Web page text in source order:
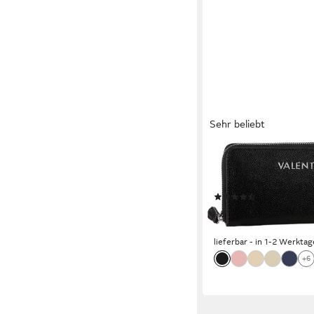
Sehr beliebt
VALENTINO BAGS
Geldbörse DIVINA,
Portemonnaie
(97)
ab 49,50 € UVP55,00
-10%
lieferbar - in 1-2
+6